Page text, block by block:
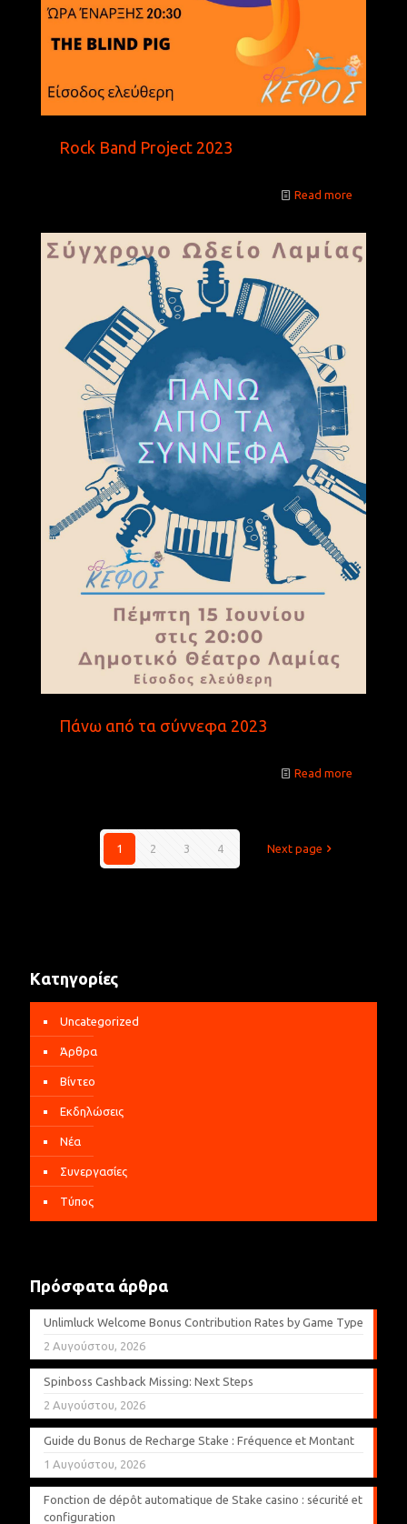
Rock Band Project 2023
Read more
Πάνω από τα σύννεφα 2023
Read more
1 2 3 4 Next page
Kατηγορίες
Uncategorized
Άρθρα
Βίντεο
Εκδηλώσεις
Νέα
Συνεργασίες
Τύπος
Πρόσφατα άρθρα
Unlimluck Welcome Bonus Contribution Rates by Game Type
2 Αυγούστου, 2026
Spinboss Cashback Missing: Next Steps
2 Αυγούστου, 2026
Guide du Bonus de Recharge Stake : Fréquence et Montant
1 Αυγούστου, 2026
Fonction de dépôt automatique de Stake casino : sécurité et
configuration